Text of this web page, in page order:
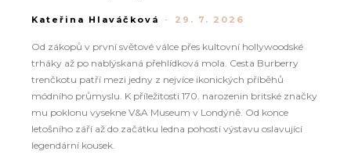
Kateřina Hlaváčková - 29. 7. 2026
Od zákopů v první světové válce přes kultovní hollywoodské
trháky až po nablýskaná přehlídková mola. Cesta Burberry
trenčkotu patří mezi jedny z nejvíce ikonických příběhů
módního průmyslu. K příležitosti 170. narozenin britské značky
mu poklonu vysekne V&A Museum v Londýně. Od konce
letošního září až do začátku ledna pohostí výstavu oslavující
legendární kousek.